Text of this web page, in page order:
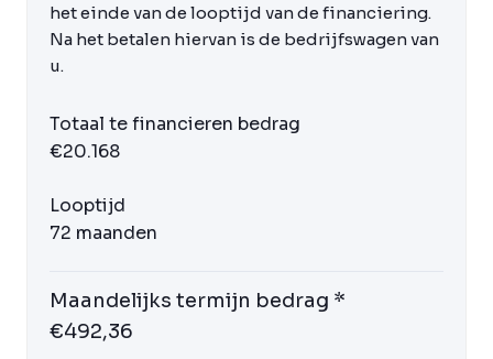
het einde van de looptijd van de financiering.
Na het betalen hiervan is de bedrijfswagen van
u.
Totaal te financieren bedrag
€20.168
Looptijd
72 maanden
Maandelijks termijn bedrag *
€492,36